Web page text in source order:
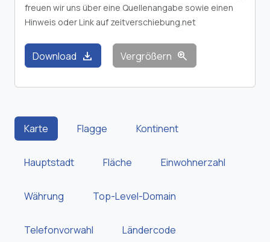
freuen wir uns über eine Quellenangabe sowie einen
Hinweis oder Link auf zeitverschiebung.net
Download download Vergrößern zoom_in
Karte Flagge Kontinent
Hauptstadt Fläche Einwohnerzahl
Währung Top-Level-Domain
Telefonvorwahl Ländercode